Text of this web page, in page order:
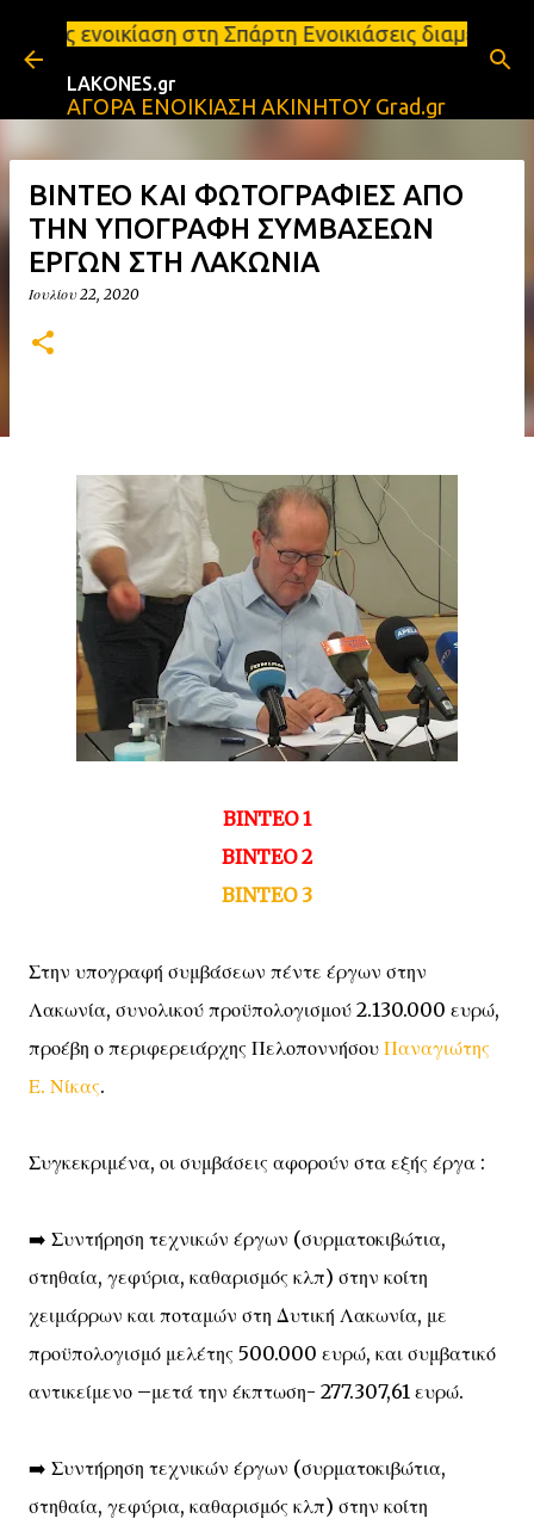
Μετάβαση στο κύριο περιεχόμενο
στη Σπάρτη Ενοικιάσεις διαμερισμάτων
LAKONES.gr
ΑΓΟΡΑ ΕΝΟΙΚΙΑΣΗ ΑΚΙΝΗΤΟΥ Grad.gr
ΒΙΝΤΕΟ ΚΑΙ ΦΩΤΟΓΡΑΦΙΕΣ ΑΠΟ
ΤΗΝ ΥΠΟΓΡΑΦΗ ΣΥΜΒΑΣΕΩΝ
ΕΡΓΩΝ ΣΤΗ ΛΑΚΩΝΙΑ
Ιουλίου 22, 2020
BINTEO 1
BINTEO 2
BINTEO 3
Στην υπογραφή συμβάσεων πέντε έργων στην
Λακωνία, συνολικού προϋπολογισμού 2.130.000 ευρώ,
προέβη ο περιφερειάρχης Πελοποννήσου Παναγιώτης
Ε. Νίκας.
Συγκεκριμένα, οι συμβάσεις αφορούν στα εξής έργα :
➡️ Συντήρηση τεχνικών έργων (συρματοκιβώτια,
στηθαία, γεφύρια, καθαρισμός κλπ) στην κοίτη
χειμάρρων και ποταμών στη Δυτική Λακωνία, με
προϋπολογισμό μελέτης 500.000 ευρώ, και συμβατικό
αντικείμενο –μετά την έκπτωση- 277.307,61 ευρώ.
➡️ Συντήρηση τεχνικών έργων (συρματοκιβώτια,
στηθαία, γεφύρια, καθαρισμός κλπ) στην κοίτη